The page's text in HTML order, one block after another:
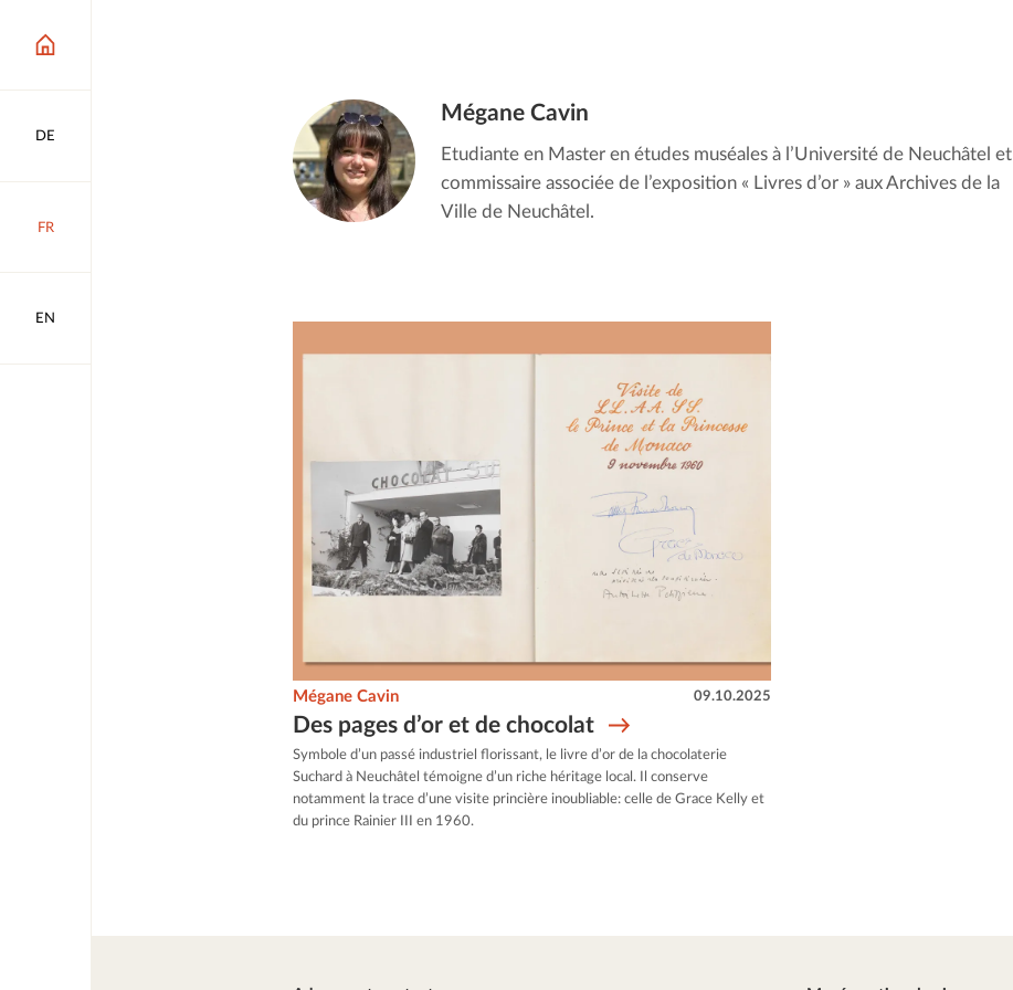
DE
FR
EN
Mégane Cavin
Etudiante en Master en études muséales à l’Université de Neuchâtel et
commissaire associée de l’exposition « Livres d’or » aux Archives de la
Ville de Neuchâtel.
Des pages d’or et de chocolat
Mégane Cavin 09.10.2025
Symbole d’un passé industriel florissant, le livre d’or de la chocolaterie
Suchard à Neuchâtel témoigne d’un riche héritage local. Il conserve
notamment la trace d’une visite princière inoubliable: celle de Grace Kelly et
du prince Rainier III en 1960.